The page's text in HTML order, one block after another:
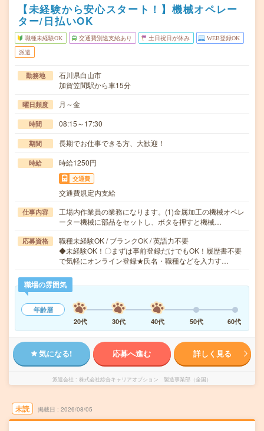
【未経験から安心スタート！】機械オペレー
ター/日払いOK
職種未経験OK 交通費別途支給あり 土日祝日が休み WEB登録OK
派遣
勤務地
石川県白山市
加賀笠間駅から車15分
曜日頻度 月～金
時間 08:15～17:30
期間 長期でお仕事できる方、大歓迎！
時給 時給1250円
交通費
交通費規定内支給
仕事内容
工場内作業員の業務になります。(1)金属加工の機械オペレ
ーター機械に部品をセットし、ボタを押すと機械…
応募資格
職種未経験OK / ブランクOK / 英語力不要
◆未経験OK！〇まずは事前登録だけでもOK！履歴書不要
で気軽にオンライン登録★氏名・職種などを入力す…
職場の雰囲気
年齢層
20代
30代 40代 50代 60代
気になる! 応募へ進む 詳しく見る
派遣会社 株式会社綜合キャリアオプション 製造事業部（全国）
未読 掲載日 2026/08/05